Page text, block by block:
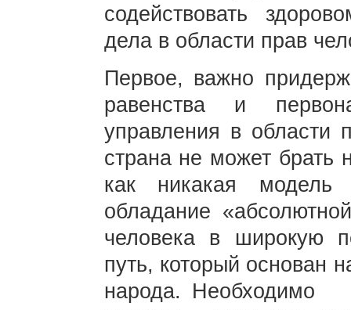
содействовать
дела в области прав
Первое, важно
равенства и
управления в области
страна не может брать
как никакая
обладание
человека в широкую
путь, который основан
народа. Необходимо